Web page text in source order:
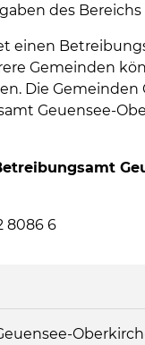
des
einen
Gemeinden
Die
Geuensee-
8086 6